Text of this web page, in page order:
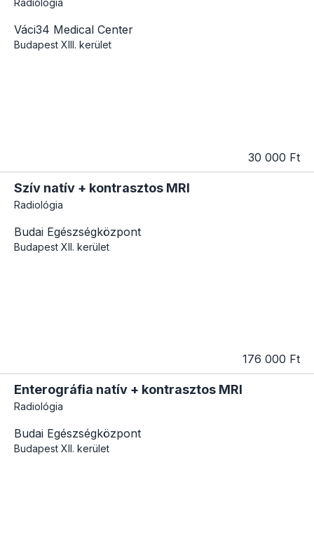
Radiológia
Váci34 Medical Center
Budapest XIII. kerület
30 000 Ft
Szív natív + kontrasztos MRI
Radiológia
Budai Egészségközpont
Budapest XII. kerület
176 000 Ft
Enterográfia natív + kontrasztos MRI
Radiológia
Budai Egészségközpont
Budapest XII. kerület